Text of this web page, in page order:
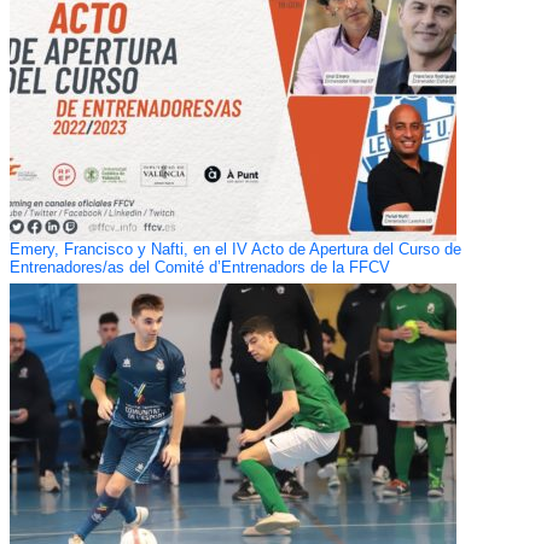
Emery, Francisco y Nafti, en el IV Acto de Apertura del Curso de
Entrenadores/as del Comité d’Entrenadors de la FFCV